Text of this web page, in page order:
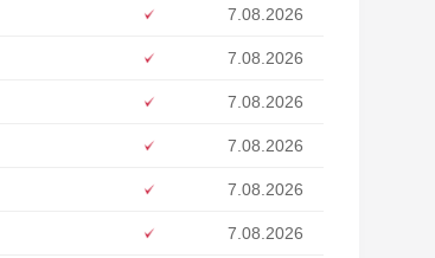
7.08.2026
7.08.2026
7.08.2026
7.08.2026
7.08.2026
7.08.2026